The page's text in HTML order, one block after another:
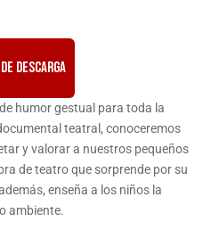
DESCARGA
humor gestual para toda la
teatral, conoceremos
y valorar a nuestros pequeños
de teatro que sorprende por su
enseña a los niños la
ambiente.